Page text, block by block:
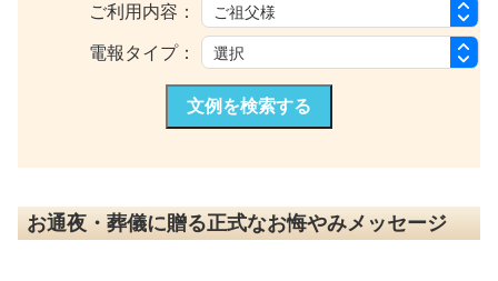
ご利用内容：
電報タイプ：
文例を検索する
お通夜・葬儀に贈る正式なお悔やみメッセージ